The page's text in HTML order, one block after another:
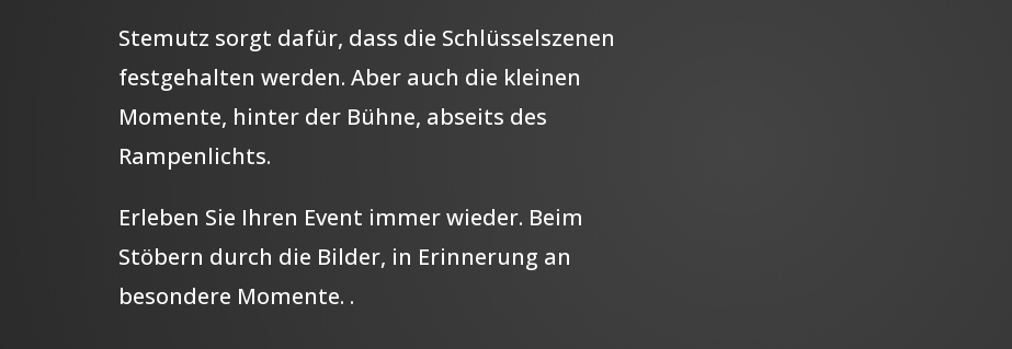
Stemutz sorgt dafür, dass die Schlüsselszenen
festgehalten werden. Aber auch die kleinen
Momente, hinter der Bühne, abseits des
Rampenlichts.
Erleben Sie Ihren Event immer wieder. Beim
Stöbern durch die Bilder, in Erinnerung an
besondere Momente. .